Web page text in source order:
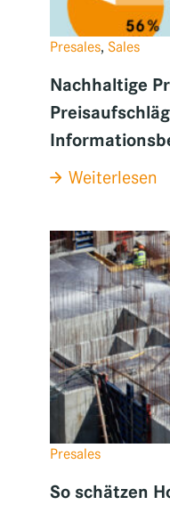
Presales, Sales
Nachhaltige
Weiterlesen
Presales
So schätzen